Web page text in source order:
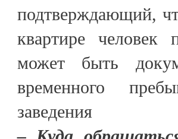
подтверждающий,
квартире
может быть
временного
заведения